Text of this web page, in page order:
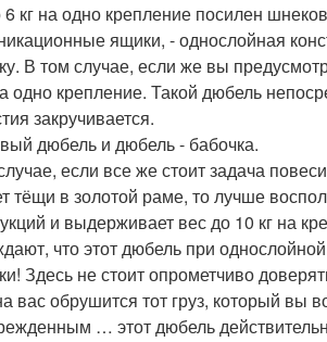
кг на одно крепление посилен
ящики, - однослойная
В том случае, если же вы
одно крепление. Такой дюбель
закручивается.
дюбель и дюбель - бабочка.
если все же стоит задача
тёщи в золотой раме, то лучше
и выдерживает вес до 10 кг на
что этот дюбель при
Здесь не стоит опрометчиво
вас обрушится тот груз, который вы
… этот дюбель